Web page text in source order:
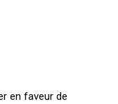
en faveur de